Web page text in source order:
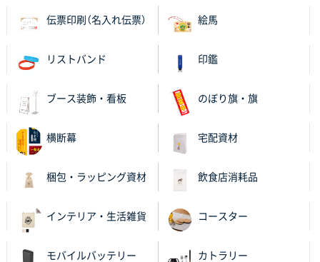
対応を頂いており助かっております。
和歌山県S社様
2025年11月05日 11:13
不織布スクエアトート(A4サイズ)
2025年10月28日 17:10
ワンポイントポリ袋 A4サイズ
1000枚
伝票印刷（名入れ伝票） 絵馬
リストバンド 印鑑
ブース装飾・看板 のぼり旗・旗
横断幕 宅配資材
梱包・ラッピング資材 飲食店消耗品
インテリア・生活雑貨 コースター
モバイルバッテリー カトラリー